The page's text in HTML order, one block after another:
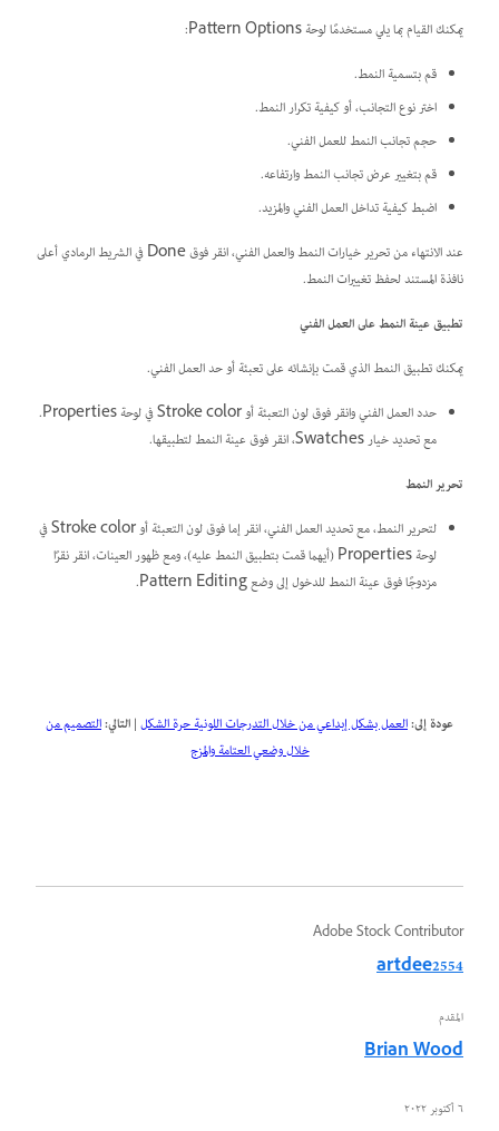
يمكنك القيام بما يلي مستخدمًا لوحة Pattern Options:
قم بتسمية النمط.
اختر نوع التجانب، أو كيفية تكرار النمط.
حجم تجانب النمط للعمل الفني.
قم بتغيير عرض تجانب النمط وارتفاعه.
اضبط كيفية تداخل العمل الفني والمزيد.
عند الانتهاء من تحرير خيارات النمط والعمل الفني، انقر فوق Done في الشريط الرمادي أعلى
نافذة المستند لحفظ تغييرات النمط.
تطبيق عينة النمط على العمل الفني
يمكنك تطبيق النمط الذي قمت بإنشائه على تعبئة أو حد العمل الفني.
حدد العمل الفني وانقر فوق لون التعبئة أو Stroke color في لوحة Properties.
مع تحديد خيار Swatches، انقر فوق عينة النمط لتطبيقها.
تحرير النمط
لتحرير النمط، مع تحديد العمل الفني، انقر إما فوق لون التعبئة أو Stroke color في
لوحة Properties (أيهما قمت بتطبيق النمط عليه)، ومع ظهور العينات، انقر نقرًا
مزدوجًا فوق عينة النمط للدخول إلى وضع Pattern Editing.
عودة إلى:العمل بشكل إبداعي من خلال التدرجات اللونية حرة الشكل|التالي:التصميم من
خلال وضعي العتامة والمزج
Adobe Stock Contributor
artdee2554
المقدم
Brian Wood
٦ أكتوبر ٢٠٢٢